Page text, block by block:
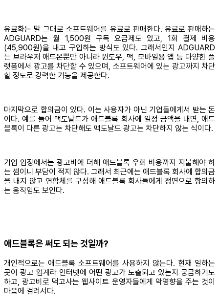
유료화는 말 그대로 소프트웨어를 유료로 판매한다. 유료로 판매하는
ADGUARD는 월 1,500원 구독 요금제도 있고, 1회 결제 비용
(45,900원)을 내고 구입하는 방식도 있다. 그래서인지 ADGUARD
는 브라우저 애드온뿐만 아니라 윈도우, 맥, 모바일용 앱 등 다양한 플
랫폼에서 광고를 차단할 수 있으며, 소프트웨어에 있는 광고까지 차단
할 정도로 강력한 기능을 제공한다.
마지막으로 합의금이 있다. 이는 사용자가 아닌 기업들에게서 받는 돈
이다. 예를 들어 맥도날드가 애드블록 회사에 일정 금액을 내면, 애드
블록이 다른 광고는 차단해도 맥도날드 광고는 차단하지 않는 식이다.
기업 입장에서는 광고비에 더해 애드블록 우회 비용까지 지불해야 하
는 셈이니 부담이 적지 않다. 그래서 최근에는 애드블록 회사에 합의금
을 내지 않고 연합체를 구성해 애드블록 회사들에게 정면으로 항의하
는 움직임도 보인다.
애드블록은 써도 되는 것일까?
개인적으로는 애드블록 소프트웨어를 사용하지 않는다. 현재 일하는
곳이 광고 업계라 인터넷에 어떤 광고가 노출되고 있는지 궁금하기도
하고, 광고비로 먹고사는 웹사이트 운영자들에게 악영향을 주는 것이
마음에 걸려서다.